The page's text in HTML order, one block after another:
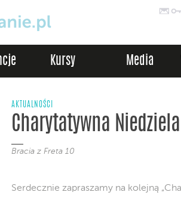
Kursy Media
AKTUALNOŚCI
Charytatywna
Bracia z Freta 10
Serdecznie zapraszamy na kolejną